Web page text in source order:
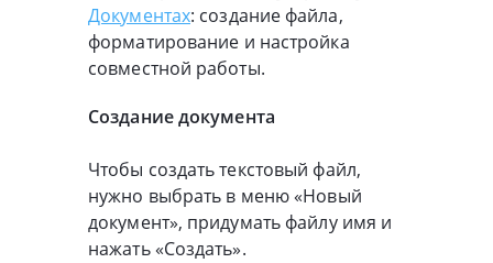
Документах: создание файла,
форматирование и настройка
совместной работы.
Создание документа
Чтобы создать текстовый файл,
нужно выбрать в меню «Новый
документ», придумать файлу имя и
нажать «Создать».